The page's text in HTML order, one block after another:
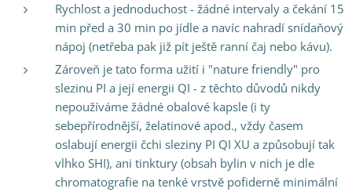
Rychlost a jednoduchost - žádné intervaly a čekání 15
min před a 30 min po jídle a navíc nahradí snídaňový
nápoj (netřeba pak již pít ještě ranní čaj nebo kávu).
Zároveň je tato forma užití i "nature friendly" pro
slezinu PI a její energii QI - z těchto důvodů nikdy
nepoužíváme žádné obalové kapsle (i ty
sebepřírodnější, želatinové apod., vždy časem
oslabují energii čchi sleziny PI QI XU a způsobují tak
vlhko SHI), ani tinktury (obsah bylin v nich je dle
chromatografie na tenké vrstvě pofiderně minimální